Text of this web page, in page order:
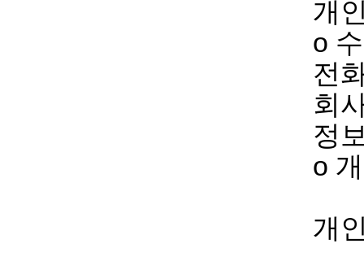
개
ο
전
회
정
ο
개